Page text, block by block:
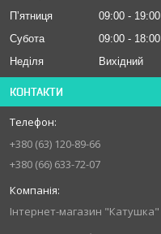
Пʼятниця
09:00
19:00
Субота
09:00
18:00
Неділя
Вихідний
КОНТАКТИ
+380 (63) 120-89-66
+380 (66) 633-72-07
Інтернет-магазин "Катушка"